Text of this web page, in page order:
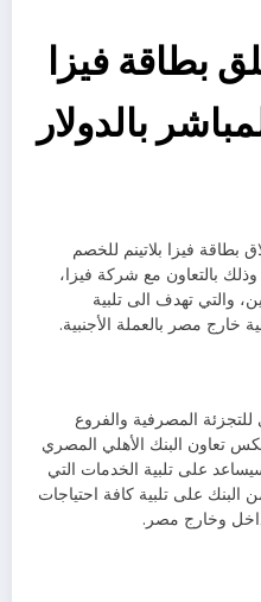
بطاقة فيزا
بالدولار
بطاقة فيزا بلاتينم للخصم
وذلك بالتعاون مع شركة فيزا،
والتي تهدف الى تلبية
خارج مصر بالعملة الأجنبية.
المصرفية والفروع
تعاون البنك الأهلي المصري
على تلبية الخدمات التي
على تلبية كافة احتياجات
داخل وخارج مصر.